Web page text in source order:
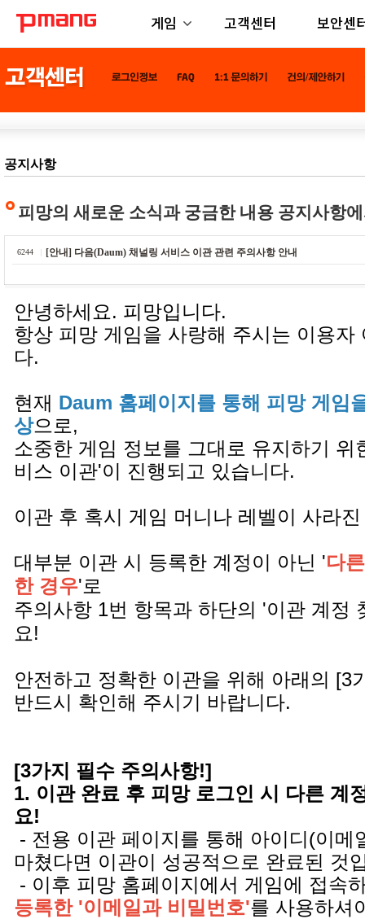
게임 고객센터 보안센
공지사항
피망의 새로운 소식과 궁금한 내용 공지사항
6244 [안내] 다음(Daum) 채널링 서비스 이관 관련 주의사항 안내
안녕하세요. 피망입니다.
항상 피망 게임을 사랑해 주시는 이용자
다.
현재 Daum 홈페이지를 통해 피망 게임
상으로,
소중한 게임 정보를 그대로 유지하기 위
비스 이관'이 진행되고 있습니다.
이관 후 혹시 게임 머니나 레벨이 사라
대부분 이관 시 등록한 계정이 아닌 '다
한 경우'로
주의사항 1번 항목과 하단의 '이관 계정
요!
안전하고 정확한 이관을 위해 아래의 [3
반드시 확인해 주시기 바랍니다.
[3가지 필수 주의사항!]
1. 이관 완료 후 피망 로그인 시 다른 계
요!
- 전용 이관 페이지를 통해 아이디(이메
마쳤다면 이관이 성공적으로 완료된 것
- 이후 피망 홈페이지에서 게임에 접속
등록한 '이메일과 비밀번호'를 사용하셔